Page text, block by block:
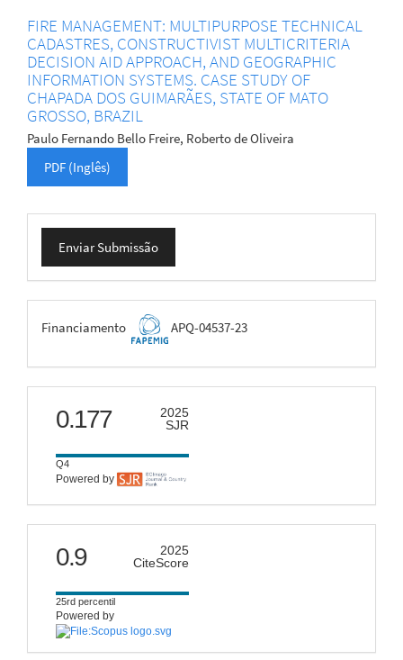
FIRE MANAGEMENT: MULTIPURPOSE TECHNICAL
CADASTRES, CONSTRUCTIVIST MULTICRITERIA
DECISION AID APPROACH, AND GEOGRAPHIC
INFORMATION SYSTEMS. CASE STUDY OF
CHAPADA DOS GUIMARÃES, STATE OF MATO
GROSSO, BRAZIL
Paulo Fernando Bello Freire, Roberto de Oliveira
PDF (Inglês)
Enviar
Submissão
Enviar Submissão
FAPEMIG
Financiamento APQ-04537-23
scimago
0.177
2025
SJR
Q4
Powered by
citescore
0.9
2025
CiteScore
25rd percentil
Powered by